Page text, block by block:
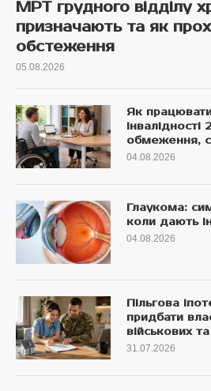
МРТ грудного відділу
призначають та як
обстеження
05.08.2026
Як
обмеження,
04.08.2026
Глаукома:
коли дають
04.08.2026
Пільгова
придбати
військових
31.07.2026